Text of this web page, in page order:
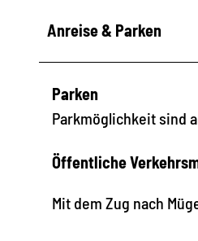
Anreise & Parken
Parken
Parkmöglichkeit sind
Öffentliche
Mit dem Zug nach